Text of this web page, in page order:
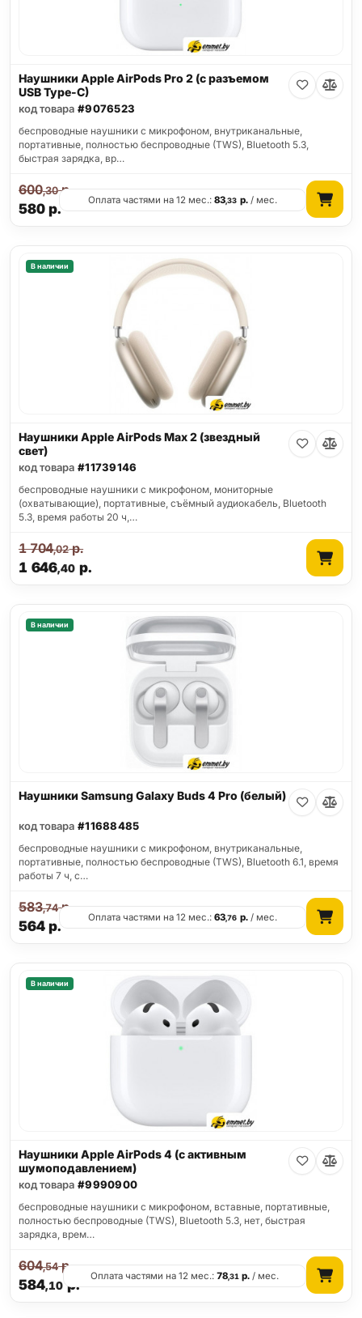
Наушники Apple AirPods Pro 2 (с разъемом
USB Type-C)
код товара #9076523
беспроводные наушники с микрофоном, внутриканальные,
портативные, полностью беспроводные (TWS), Bluetooth 5.3,
быстрая зарядка, вр…
580р.
600,30р.
Оплата частями на 12 мес.:83,33 р./ мес.
В наличии
Наушники Apple AirPods Max 2 (звездный
свет)
код товара #11739146
беспроводные наушники с микрофоном, мониторные
(охватывающие), портативные, съёмный аудиокабель, Bluetooth
5.3, время работы 20 ч,…
1 646,40 р.
1 704,02р.
В наличии
Наушники Samsung Galaxy Buds 4 Pro (белый)
код товара #11688485
беспроводные наушники с микрофоном, внутриканальные,
портативные, полностью беспроводные (TWS), Bluetooth 6.1, время
работы 7 ч, с…
564р.
583,74р.
Оплата частями на 12 мес.:63,76 р./ мес.
В наличии
Наушники Apple AirPods 4 (с активным
шумоподавлением)
код товара #9990900
беспроводные наушники с микрофоном, вставные, портативные,
полностью беспроводные (TWS), Bluetooth 5.3, нет, быстрая
зарядка, врем…
584,10р.
604,54р.
Оплата частями на 12 мес.:78,31 р. / мес.